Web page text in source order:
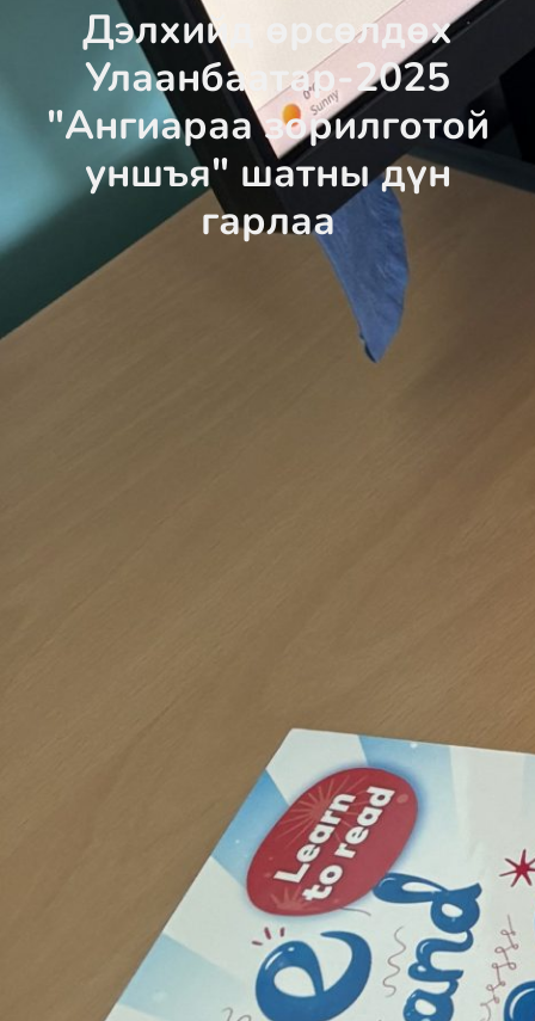
Дэлхийд өрсөлдөх
Улаанбаатар-2025
"Ангиараа зорилготой
уншъя" шатны дүн
гарлаа